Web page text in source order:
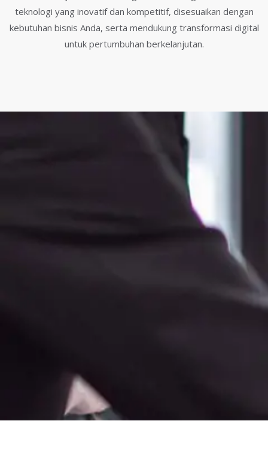
teknologi yang inovatif dan kompetitif, disesuaikan dengan
kebutuhan bisnis Anda, serta mendukung transformasi digital
untuk pertumbuhan berkelanjutan.
Bersama Mencapai
INOTAL hadir sebagai mitra teknologi yang
memahami kebutuhan Anda. Dengan pendekatan
kolaboratif dan berlandaskan integritas, kami
menciptakan solusi digital yang berkelanjutan dan
berdampak nyata dengan dukungan tim profesional